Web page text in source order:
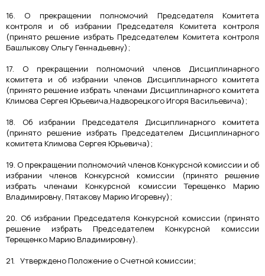
16. О прекращении полномочий Председателя Комитета
контроля и об избрании Председателя Комитета контроля
(принято решение избрать Председателем Комитета контроля
Башлыкову Ольгу Геннадьевну);
17. О прекращении полномочий членов Дисциплинарного
комитета и об избрании членов Дисциплинарного комитета
(принято решение избрать членами Дисциплинарного комитета
Климова Сергея Юрьевича,Надворецкого Игоря Васильевича);
18. Об избрании Председателя Дисциплинарного комитета
(принято решение избрать Председателем Дисциплинарного
комитета Климова Сергея Юрьевича);
19. О прекращении полномочий членов Конкурсной комиссии и об
избрании членов Конкурсной комиссии (принято решение
избрать членами Конкурсной комиссии Терещенко Марию
Владимировну, Пятакову Марию Игоревну);
20. Об избрании Председателя Конкурсной комиссии (принято
решение избрать Председателем Конкурсной комиссии
Терещенко Марию Владимировну).
21. Утверждено Положение о Счетной комиссии;